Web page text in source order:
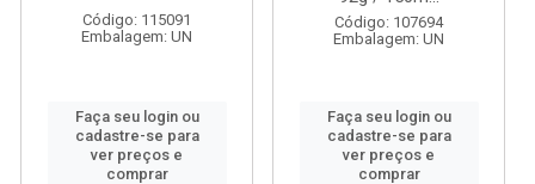
Código: 115091
Embalagem: UN
Faça seu login ou
cadastre-se para
ver preços e
comprar
Código: 107694
Embalagem: UN
Faça seu login ou
cadastre-se para
ver preços e
comprar